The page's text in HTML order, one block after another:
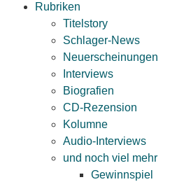
Rubriken
Titelstory
Schlager-News
Neuerscheinungen
Interviews
Biografien
CD-Rezension
Kolumne
Audio-Interviews
und noch viel mehr
Gewinnspiel